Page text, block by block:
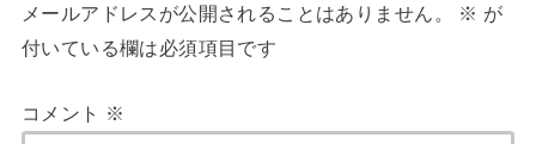
メールアドレスが公開されることはありません。 ※ が
付いている欄は必須項目です
コメント ※